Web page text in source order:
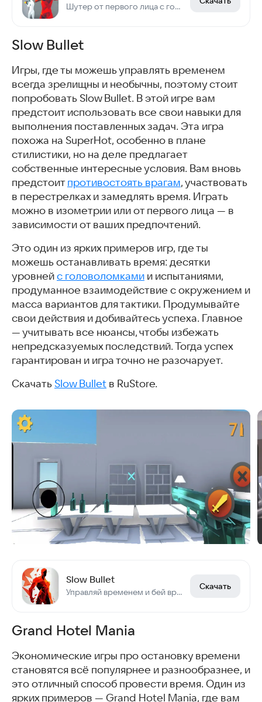
Шутер от первого лица с головоломками
Slow Bullet
Игры, где ты можешь управлять временем
всегда зрелищны и необычны, поэтому стоит
попробовать Slow Bullet. В этой игре вам
предстоит использовать все свои навыки для
выполнения поставленных задач. Эта игра
похожа на SuperHot, особенно в плане
стилистики, но на деле предлагает
собственные интересные условия. Вам вновь
предстоит противостоять врагам, участвовать
в перестрелках и замедлять время. Играть
можно в изометрии или от первого лица — в
зависимости от ваших предпочтений.
Это один из ярких примеров игр, где ты
можешь останавливать время: десятки
уровней с головоломками и испытаниями,
продуманное взаимодействие с окружением и
масса вариантов для тактики. Продумывайте
свои действия и добивайтесь успеха. Главное
— учитывать все нюансы, чтобы избежать
непредсказуемых последствий. Тогда успех
гарантирован и игра точно не разочарует.
Скачать Slow Bullet в RuStore.
Slow Bullet
Управляй временем и бей врагов в этом шутере.
Скачать
Grand Hotel Mania
Экономические игры про остановку времени
становятся всё популярнее и разнообразнее, и
это отличный способ провести время. Один из
ярких примеров — Grand Hotel Mania, где вам